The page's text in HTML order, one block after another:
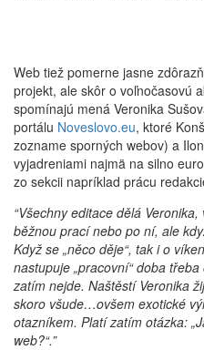
Web tiež pomerne jasne
projekt, ale skôr o voľnočasovú
spomínajú mená Veronika
portálu Noveslovo.eu, ktoré
zozname sporných webov) a
vyjadreniami najmä na silno
zo sekcii napríklad prácu
“Všechny editace dělá
běžnou prací nebo po ní, ale
Když se „něco děje“, tak i o
nastupuje „pracovní“ doba
zatím nejde. Naštěstí Veronika
skoro všude…ovšem exotické
otazníkem. Platí zatím otázka:
web?“.”